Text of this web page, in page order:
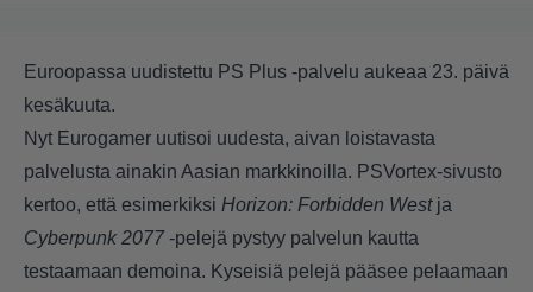
Euroopassa uudistettu PS Plus -palvelu aukeaa 23. päivä
kesäkuuta.
Nyt Eurogamer uutisoi uudesta, aivan loistavasta
palvelusta ainakin Aasian markkinoilla. PSVortex-sivusto
kertoo, että esimerkiksi Horizon: Forbidden Westja
Cyberpunk 2077-pelejä pystyy palvelun kautta
testaamaan demoina. Kyseisiä pelejä pääsee pelaamaan